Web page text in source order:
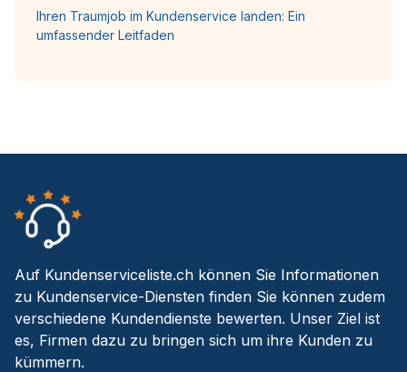
Ihren Traumjob im Kundenservice landen: Ein
umfassender Leitfaden
Auf Kundenserviceliste.ch können Sie Informationen
zu Kundenservice-Diensten finden Sie können zudem
verschiedene Kundendienste bewerten. Unser Ziel ist
es, Firmen dazu zu bringen sich um ihre Kunden zu
kümmern.